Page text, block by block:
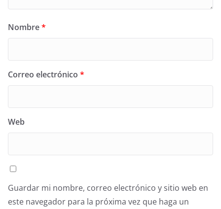
Nombre*
Correo electrónico *
Web
Guardar mi nombre, correo electrónico y sitio web en
este navegador para la próxima vez que haga un